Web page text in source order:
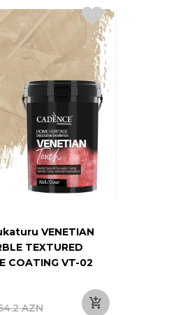
VENETIAN
TEXTURED
COATING VT-02
AZN